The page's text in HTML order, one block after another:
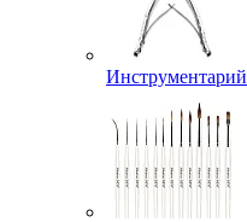
Инструментарий